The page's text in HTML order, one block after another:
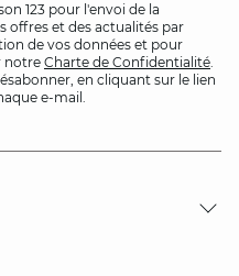
123 pour l'envoi de la
offres et des actualités par
de vos données et pour
notre Charte de Confidentialité.
en cliquant sur le lien
e-mail.